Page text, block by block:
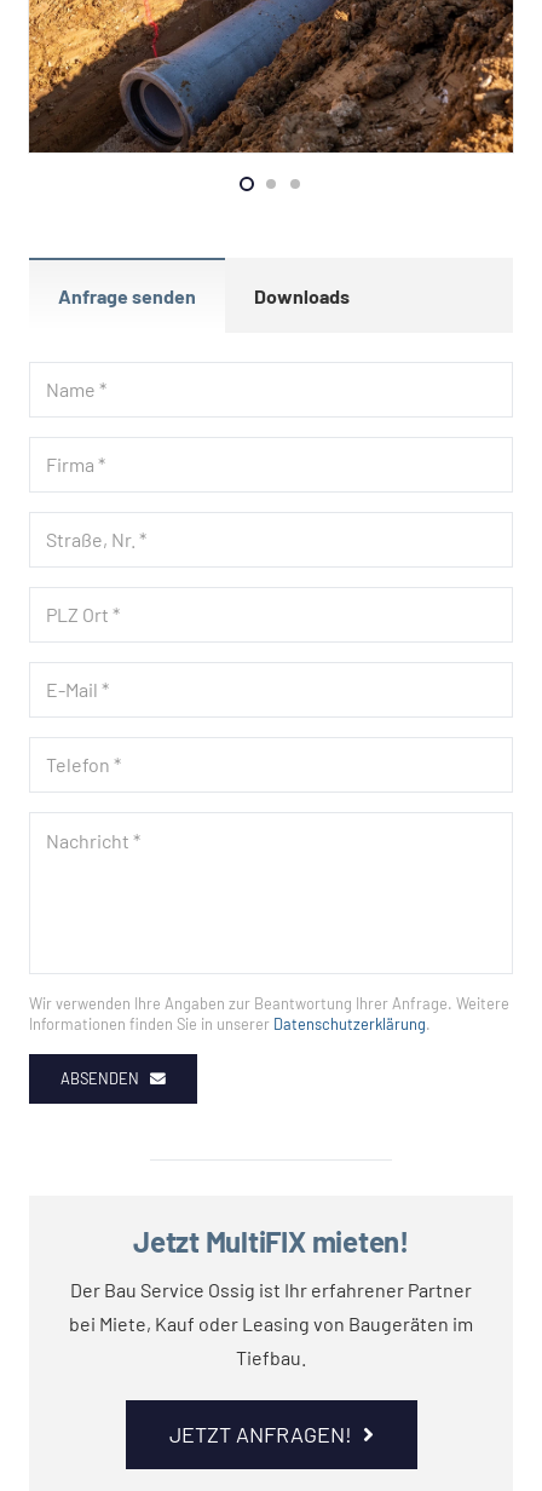
BAUGERÄTE
KONTAKT
Anfrage senden Downloads
Wir verwenden Ihre Angaben zur Beantwortung Ihrer Anfrage. Weitere
Informationen finden Sie in unserer Datenschutzerklärung.
ABSENDEN
Jetzt MultiFIX mieten!
Der Bau Service Ossig ist Ihr erfahrener Partner
bei Miete, Kauf oder Leasing von Baugeräten im
Tiefbau.
JETZT ANFRAGEN!